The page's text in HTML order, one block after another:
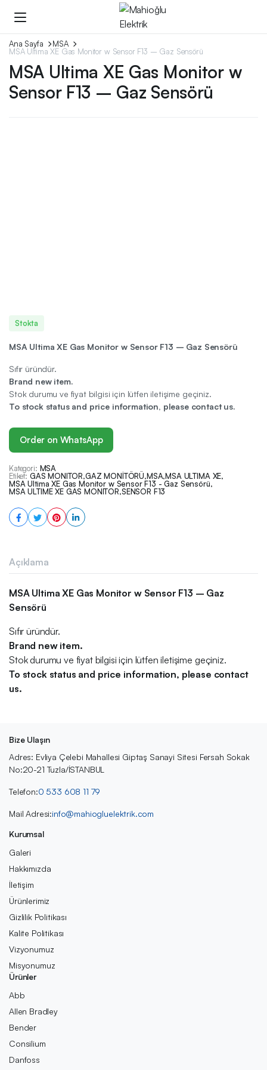
Ana Sayfa
MSA
MSA Ultima XE Gas Monitor w Sensor F13 – Gaz Sensörü
MSA Ultima XE Gas Monitor w
Sensor F13 – Gaz Sensörü
Stokta
MSA Ultima XE Gas Monitor w Sensor F13 – Gaz Sensörü
Sıfır üründür.
Brand new item.
Stok durumu ve fiyat bilgisi için lütfen iletişime geçiniz.
To stock status and price information, please contact us.
Order on WhatsApp
Kategori: MSA
Etiket: GAS MONITOR,GAZ MONİTÖRÜ,MSA,MSA ULTIMA XE,
MSA Ultima XE Gas Monitor w Sensor F13 - Gaz Sensörü,
MSA ULTIME XE GAS MONITOR,SENSOR F13
Açıklama
MSA Ultima XE Gas Monitor w Sensor F13 – Gaz
Sensörü
Sıfır üründür.
Brand new item.
Stok durumu ve fiyat bilgisi için lütfen iletişime geçiniz.
To stock status and price information, please contact
us.
Bize Ulaşın
Adres: Evliya Çelebi Mahallesi Giptaş Sanayi Sitesi Fersah Sokak
No:20-21 Tuzla/İSTANBUL
Telefon:0 533 608 11 79
Mail Adresi:info@mahiogluelektrik.com
Kurumsal
Galeri
Hakkımızda
İletişim
Ürünlerimiz
Gizlilik Politikası
Kalite Politikası
Vizyonumuz
Misyonumuz
Ürünler
Abb
Allen Bradley
Bender
Consilium
Danfoss